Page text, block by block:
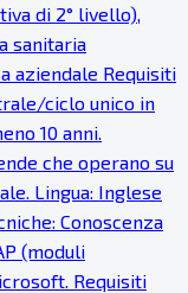
di 2° livello),
sanitaria
aziendale Requisiti
ciclo unico in
10 anni.
che operano su
Lingua: Inglese
Conoscenza
(moduli
Requisiti